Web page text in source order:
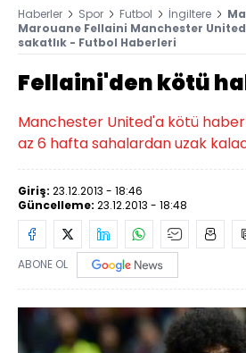
Haberler Spor Futbol İngiltere
Marouane Fellaini Manchester
sakatlık - Futbol Haberleri
Fellaini'den kötü
Manchester United'a kötü haber!
az 6 hafta sahalardan uzak
Giriş: 23.12.2013 - 18:46
Güncelleme: 23.12.2013 - 18:48
ABONE OL